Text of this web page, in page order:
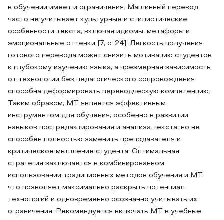
в обучении имеет и ограничения. Машинный перевод
часто не учитывает культурные и стилистические
особенности текста, включая идиомы, метафоры и
эмоциональные оттенки [7, с. 24]. Легкость получения
готового перевода может снизить мотивацию студентов
к глубокому изучению языка, а чрезмерная зависимость
от технологии без педагогического сопровождения
способна деформировать переводческую компетенцию.
Таким образом, MT является эффективным
инструментом для обучения, особенно в развитии
навыков постредактирования и анализа текста, но не
способен полностью заменить преподавателя и
критическое мышление студента. Оптимальная
стратегия заключается в комбинированном
использовании традиционных методов обучения и MT,
что позволяет максимально раскрыть потенциал
технологий и одновременно осознанно учитывать их
ограничения. Рекомендуется включать MT в учебные